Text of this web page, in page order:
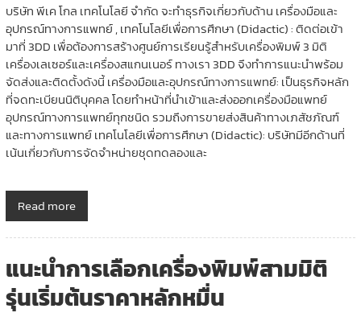
บริษัท พีเค โกล เทคโนโลยี จำกัด จะทำธุรกิจเกี่ยวกับด้าน เครื่องมือและ
อุปกรณ์ทางการแพทย์ , เทคโนโลยีเพื่อการศึกษา (Didactic) : ติดต่อเข้า
มาที่ 3DD เพื่อต้องการสร้างศูนย์การเรียนรู้สำหรับเครื่องพิมพ์ 3 มิติ
เครื่องเลเซอร์และเครื่องสแกนเนอร์ ทางเรา 3DD จึงทำการแนะนำพร้อม
จัดส่งและติดตั้งดังนี้ เครื่องมือและอุปกรณ์ทางการแพทย์: เป็นธุรกิจหลัก
ที่จดทะเบียนนิติบุคคล โดยทำหน้าที่นำเข้าและส่งออกเครื่องมือแพทย์
อุปกรณ์ทางการแพทย์ทุกชนิด รวมถึงการขายส่งสินค้าทางเภสัชภัณฑ์
และทางการแพทย์ เทคโนโลยีเพื่อการศึกษา (Didactic): บริษัทมีอีกด้านที่
เน้นเกี่ยวกับการจัดจำหน่ายชุดทดลองและ
Read more
แนะนำการเลือกเครื่องพิมพ์สามมิติ
รุ่นเริ่มต้นราคาหลักหมื่น